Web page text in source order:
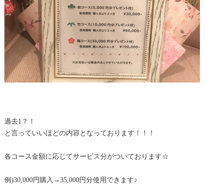
過去1？！
と言っていいほどの内容となっております！！！
各コース金額に応じてサービス分がついております☆
例)30,000円購入→35,000円分使用できます♪